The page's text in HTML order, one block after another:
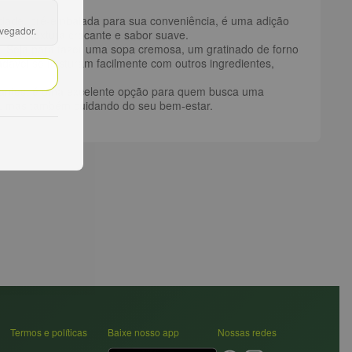
pré-embalada para sua conveniência, é uma adição
textura crocante e sabor suave.
para fazer uma sopa cremosa, um gratinado de forno
se misturam facilmente com outros ingredientes,
é uma excelente opção para quem busca uma
também cuidando do seu bem-estar.
Termos e políticas
Baixe nosso app Nossas redes